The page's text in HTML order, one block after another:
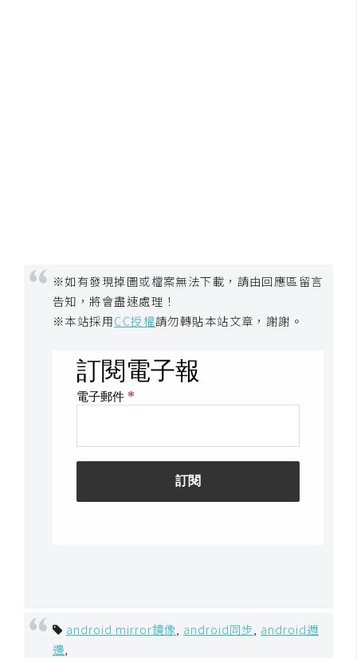
※如有發現掉圖或檔案無法下載，請由回應區留言
告知，將會盡速處理！
※本站採用CC授權請勿轉貼本站文章，謝謝。
android mirror鏡像, android同步, android週
邊,